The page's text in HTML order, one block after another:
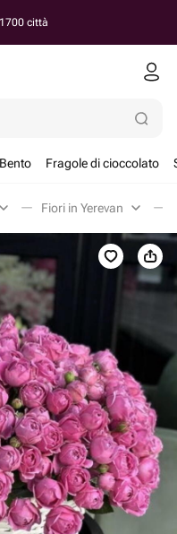
città
Fragole di cioccolato
Fiori in Yerevan